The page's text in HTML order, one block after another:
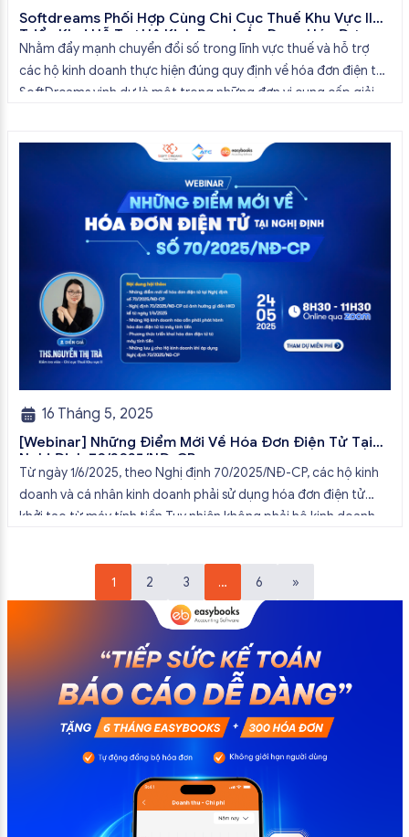
Softdreams Phối Hợp Cùng Chi Cục Thuế Khu Vực II
Triển Khai Hỗ Trợ Hộ Kinh Doanh Áp Dụng Hóa Đơn
Điện Tử Khởi Tạo Từ Máy Tính Tiền
Nhằm đẩy mạnh chuyển đổi số trong lĩnh vực thuế và hỗ trợ
các hộ kinh doanh thực hiện đúng quy định về hóa đơn điện tử,
SoftDreams vinh dự là một trong những đơn vị cung cấp giải
16 Tháng 5, 2025
[Webinar] Những Điểm Mới Về Hóa Đơn Điện Tử Tại
Nghị Định 70/2025/NĐ-CP
Từ ngày 1/6/2025, theo Nghị định 70/2025/NĐ-CP, các hộ kinh
doanh và cá nhân kinh doanh phải sử dụng hóa đơn điện tử
khởi tạo từ máy tính tiền.Tuy nhiên không phải hộ kinh doanh
giúp Quý Hộ Kinh Doanh nắm […]
1
2 3 … 6 »